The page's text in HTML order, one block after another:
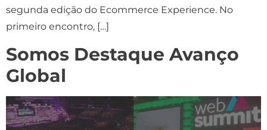
segunda edição do Ecommerce Experience. No
primeiro encontro, […]
Somos Destaque Avanço
Global